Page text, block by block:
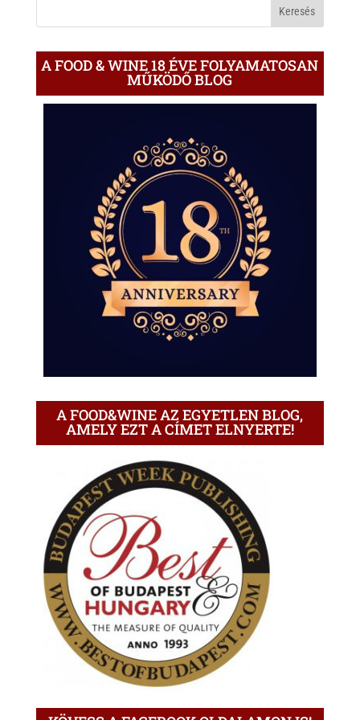
A FOOD & WINE 18 ÉVE FOLYAMATOSAN
MŰKÖDŐ BLOG
A FOOD&WINE AZ EGYETLEN BLOG,
AMELY EZT A CÍMET ELNYERTE!